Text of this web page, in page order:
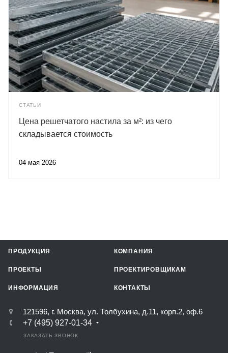
СТАТЬИ
Цена решетчатого настила за м²: из чего
складывается стоимость
04 мая 2026
ПРОДУКЦИЯ КОМПАНИЯ
ПРОЕКТЫ ПРОЕКТИРОВЩИКАМ
ИНФОРМАЦИЯ КОНТАКТЫ
121596, г. Москва, ул. Толбухина, д.11, корп.2, оф.6
+7 (495) 927-01-34
ЗАКАЗАТЬ ЗВОНОК